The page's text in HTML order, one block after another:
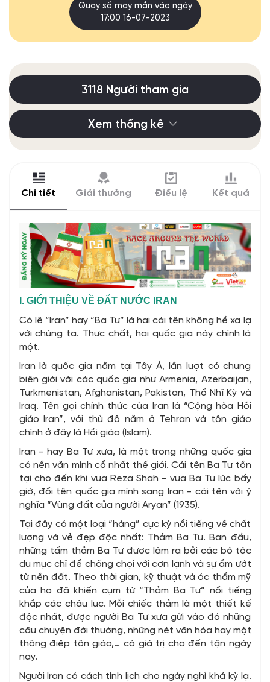
Quay số may mắn vào ngày
17:00 16-07-2023
3118 Người tham gia
Xem thống kê
Chi tiết Giải thưởng Điều lệ Kết quả
I. GIỚI THIỆU VỀ ĐẤT NƯỚC IRAN
Có lẽ “Iran” hay “Ba Tư” là hai cái tên không hề xa lạ
với chúng ta. Thực chất, hai quốc gia này chính là
một.
Iran là quốc gia nằm tại Tây Á, lần lượt có chung
biên giới với các quốc gia như Armenia, Azerbaijan,
Turkmenistan, Afghanistan, Pakistan, Thổ Nhĩ Kỳ và
Iraq. Tên gọi chính thức của Iran là “Cộng hòa Hồi
giáo Iran”, với thủ đô nằm ở Tehran và tôn giáo
chính ở đây là Hồi giáo (Islam).
Iran - hay Ba Tư xưa, là một trong những quốc gia
có nền văn mình cổ nhất thế giới. Cái tên Ba Tư tồn
tại cho đến khi vua Reza Shah - vua Ba Tư lúc bấy
giờ, đổi tên quốc gia mình sang Iran - cái tên với ý
nghĩa “Vùng đất của người Aryan” (1935).
Tại đây có một loại “hàng” cực kỳ nổi tiếng về chất
lượng và vẻ đẹp độc nhất: Thảm Ba Tư. Ban đầu,
những tấm thảm Ba Tư được làm ra bởi các bộ tộc
du mục chỉ để chống chọi với cơn lạnh và sự ẩm ướt
từ nền đất. Theo thời gian, kỹ thuật và óc thẩm mỹ
của họ đã khiến cụm từ “Thảm Ba Tư” nổi tiếng
khắp các châu lục. Mỗi chiếc thảm là một thiết kế
độc nhất, được người Ba Tư xưa gửi vào đó những
câu chuyện đời thường, những nét văn hóa hay một
thông điệp tôn giáo,… có giá trị cho đến tận ngày
nay.
Người Iran có cách tính lịch cho ngày nghỉ khá kỳ lạ.